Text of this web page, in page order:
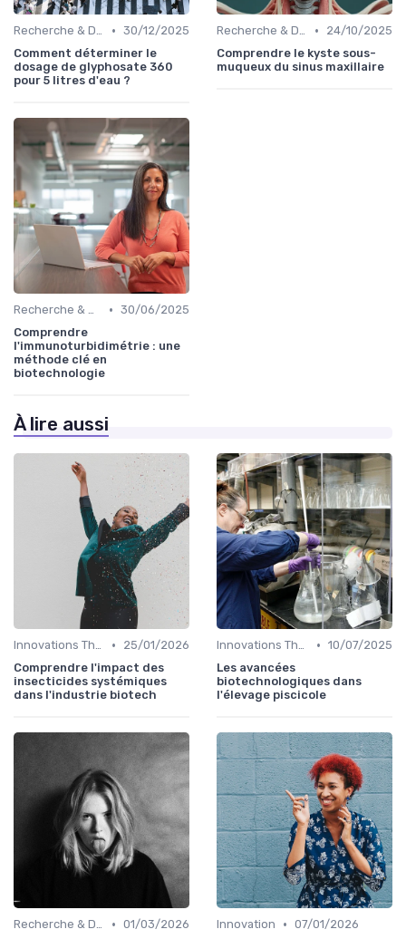
Recherche & Développement • 30/12/2025
Comment déterminer le
dosage de glyphosate 360
pour 5 litres d'eau ?
Recherche & Développement •
24/10/2025
Comprendre le kyste sous-
muqueux du sinus maxillaire
Recherche & Développement • 30/06/2025
Comprendre
l'immunoturbidimétrie : une
méthode clé en
biotechnologie
À lire aussi
Innovations Thérapeutiques •
25/01/2026
Comprendre l'impact des
insecticides systémiques
dans l'industrie biotech
Innovations Thérapeutiques • 10/07/2025
Les avancées
biotechnologiques dans
l'élevage piscicole
Recherche & Développement • 01/03/2026
Innovation • 07/01/2026